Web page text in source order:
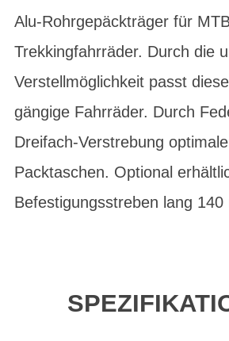
Alu-Rohrgepäckträger für
Trekkingfahrräder. Durch die
Verstellmöglichkeit passt
gängige Fahrräder. Durch
Dreifach-Verstrebung
Packtaschen. Optional
Befestigungsstreben lang 140